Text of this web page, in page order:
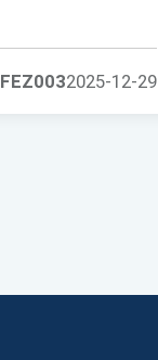
FEZ0032025-12-29